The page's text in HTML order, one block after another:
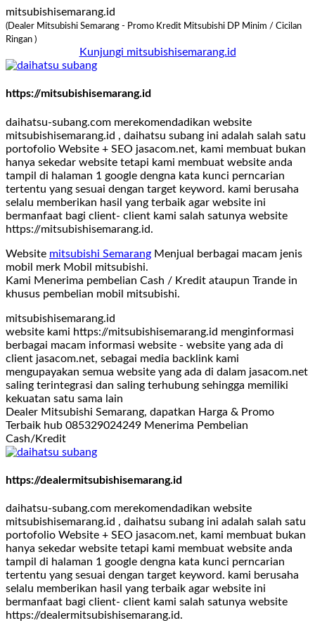
mitsubishisemarang.id
(Dealer Mitsubishi Semarang - Promo Kredit Mitsubishi DP Minim / Cicilan
Ringan )
Kunjungi mitsubishisemarang.id
https://mitsubishisemarang.id
daihatsu-subang.com merekomendadikan website
mitsubishisemarang.id , daihatsu subang ini adalah salah satu
portofolio Website + SEO jasacom.net, kami membuat bukan
hanya sekedar website tetapi kami membuat website anda
tampil di halaman 1 google dengna kata kunci perncarian
tertentu yang sesuai dengan target keyword. kami berusaha
selalu memberikan hasil yang terbaik agar website ini
bermanfaat bagi client- client kami salah satunya website
https://mitsubishisemarang.id.
Website mitsubishi Semarang Menjual berbagai macam jenis
mobil merk Mobil mitsubishi.
Kami Menerima pembelian Cash / Kredit ataupun Trande in
khusus pembelian mobil mitsubishi.
mitsubishisemarang.id
website kami https://mitsubishisemarang.id menginformasi
berbagai macam informasi website - website yang ada di
client jasacom.net, sebagai media backlink kami
mengupayakan semua website yang ada di dalam jasacom.net
saling terintegrasi dan saling terhubung sehingga memiliki
kekuatan satu sama lain
Dealer Mitsubishi Semarang, dapatkan Harga & Promo
Terbaik hub 085329024249 Menerima Pembelian
Cash/Kredit
https://dealermitsubishisemarang.id
daihatsu-subang.com merekomendadikan website
mitsubishisemarang.id , daihatsu subang ini adalah salah satu
portofolio Website + SEO jasacom.net, kami membuat bukan
hanya sekedar website tetapi kami membuat website anda
tampil di halaman 1 google dengna kata kunci perncarian
tertentu yang sesuai dengan target keyword. kami berusaha
selalu memberikan hasil yang terbaik agar website ini
bermanfaat bagi client- client kami salah satunya website
https://dealermitsubishisemarang.id.